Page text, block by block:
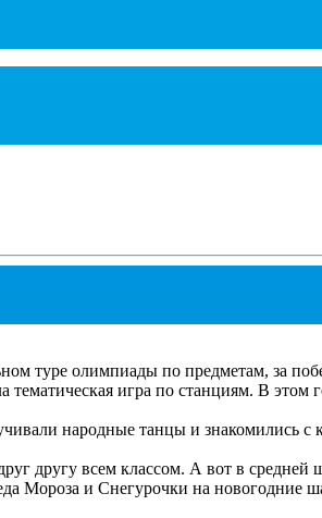
туре олимпиады по предметам, за
игра по станциям. В
народные танцы и
другу всем классом. А вот в
Мороза и Снегурочки на новогодние